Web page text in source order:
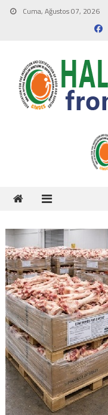
Skip to content
Cuma, Ağustos 07, 2026